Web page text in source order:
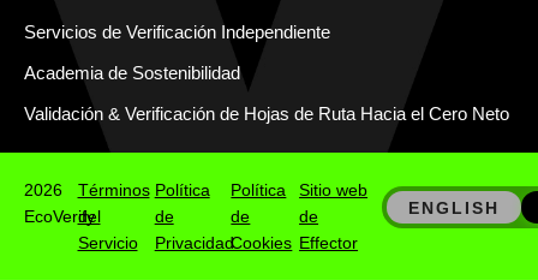
Servicios de Verificación Independiente
Academia de Sostenibilidad
Validación & Verificación de Hojas de Ruta Hacia el Cero Neto
2026
EcoVerify
Términos
del
Servicio
Política
de
Privacidad
Política
de
Cookies
Sitio web
de
Effector
ENGLISH